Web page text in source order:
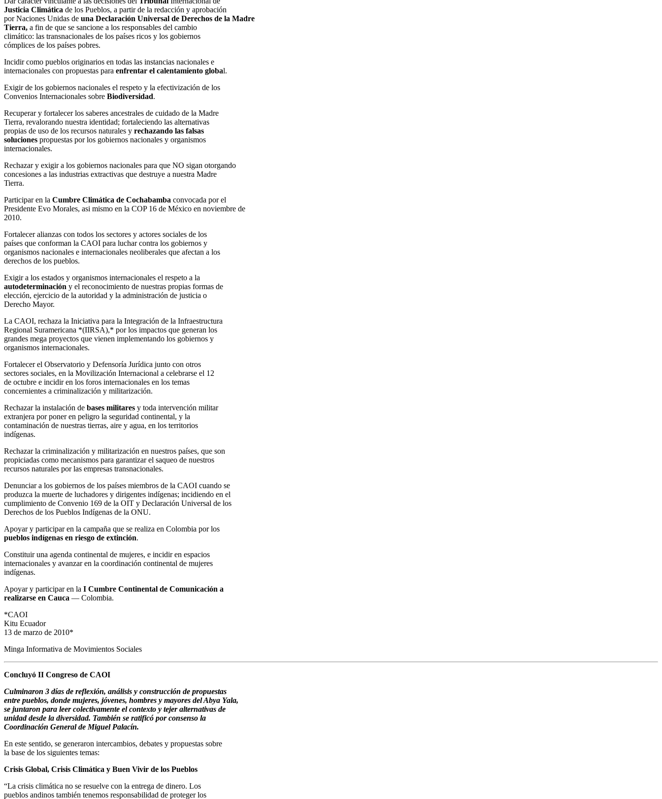
Justicia Climática de los Pueblos, a partir de la redacción y aprobación
por Naciones Unidas de una Declaración Universal de Derechos de la Madre
Tierra, a fin de que se sancione a los responsables del cambio
climático: las transnacionales de los países ricos y los gobiernos
cómplices de los países pobres.
Incidir como pueblos originarios en todas las instancias nacionales e
internacionales con propuestas para enfrentar el calentamiento global.
Exigir de los gobiernos nacionales el respeto y la efectivización de los
Convenios Internacionales sobre Biodiversidad.
Recuperar y fortalecer los saberes ancestrales de cuidado de la Madre
Tierra, revalorando nuestra identidad; fortaleciendo las alternativas
propias de uso de los recursos naturales y rechazando las falsas
soluciones propuestas por los gobiernos nacionales y organismos
internacionales.
Rechazar y exigir a los gobiernos nacionales para que NO sigan otorgando
concesiones a las industrias extractivas que destruye a nuestra Madre
Tierra.
Participar en la Cumbre Climática de Cochabamba convocada por el
Presidente Evo Morales, asi mismo en la COP 16 de México en noviembre de
2010.
Fortalecer alianzas con todos los sectores y actores sociales de los
países que conforman la CAOI para luchar contra los gobiernos y
organismos nacionales e internacionales neoliberales que afectan a los
derechos de los pueblos.
Exigir a los estados y organismos internacionales el respeto a la
autodeterminación y el reconocimiento de nuestras propias formas de
elección, ejercicio de la autoridad y la administración de justicia o
Derecho Mayor.
La CAOI, rechaza la Iniciativa para la Integración de la Infraestructura
Regional Suramericana *(IIRSA),* por los impactos que generan los
grandes mega proyectos que vienen implementando los gobiernos y
organismos internacionales.
Fortalecer el Observatorio y Defensoría Jurídica junto con otros
sectores sociales, en la Movilización Internacional a celebrarse el 12
de octubre e incidir en los foros internacionales en los temas
concernientes a criminalización y militarización.
Rechazar la instalación de bases militares y toda intervención militar
extranjera por poner en peligro la seguridad continental, y la
contaminación de nuestras tierras, aire y agua, en los territorios
indígenas.
Rechazar la criminalización y militarización en nuestros países, que son
propiciadas como mecanismos para garantizar el saqueo de nuestros
recursos naturales por las empresas transnacionales.
Denunciar a los gobiernos de los países miembros de la CAOI cuando se
produzca la muerte de luchadores y dirigentes indígenas; incidiendo en el
cumplimiento de Convenio 169 de la OIT y Declaración Universal de los
Derechos de los Pueblos Indígenas de la ONU.
Apoyar y participar en la campaña que se realiza en Colombia por los
pueblos indígenas en riesgo de extinción.
Constituir una agenda continental de mujeres, e incidir en espacios
internacionales y avanzar en la coordinación continental de mujeres
indígenas.
Apoyar y participar en la I Cumbre Continental de Comunicación a
realizarse en Cauca — Colombia.
*CAOI
Kitu Ecuador
13 de marzo de 2010*
Minga Informativa de Movimientos Sociales
Concluyó II Congreso de CAOI
Culminaron 3 días de reflexión, análisis y construcción de propuestas
entre pueblos, donde mujeres, jóvenes, hombres y mayores del Abya Yala,
se juntaron para leer colectivamente el contexto y tejer alternativas de
unidad desde la diversidad. También se ratificó por consenso la
Coordinación General de Miguel Palacín.
En este sentido, se generaron intercambios, debates y propuestas sobre
la base de los siguientes temas:
Crisis Global, Crisis Climática y Buen Vivir de los Pueblos
“La crisis climática no se resuelve con la entrega de dinero. Los
pueblos andinos también tenemos responsabilidad de proteger los